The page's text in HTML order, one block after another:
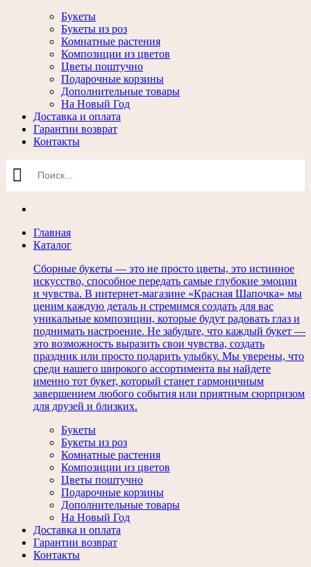
Букеты
Букеты из роз
Комнатные растения
Композиции из цветов
Цветы поштучно
Подарочные корзины
Дополнительные товары
На Новый Год
Доставка и оплата
Гарантии возврат
Контакты
Главная
Каталог
Сборные букеты — это не просто цветы, это истинное
искусство, способное передать самые глубокие эмоции
и чувства. В интернет-магазине «Красная Шапочка» мы
ценим каждую деталь и стремимся создать для вас
уникальные композиции, которые будут радовать глаз и
поднимать настроение. Не забудьте, что каждый букет —
это возможность выразить свои чувства, создать
праздник или просто подарить улыбку. Мы уверены, что
среди нашего широкого ассортимента вы найдете
именно тот букет, который станет гармоничным
завершением любого события или приятным сюрпризом
для друзей и близких.
Букеты
Букеты из роз
Комнатные растения
Композиции из цветов
Цветы поштучно
Подарочные корзины
Дополнительные товары
На Новый Год
Доставка и оплата
Гарантии возврат
Контакты